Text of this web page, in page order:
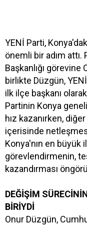
YENİ Parti,
önemli bir adım
Başkanlığı
birlikte Düzgün,
ilk ilçe başkanı
Partinin Konya
hız kazanırken,
içerisinde
Konya'nın en büyük
görevlendirmenin,
kazandırması
DEĞİŞİM
BİRİYDİ
Onur Düzgün,